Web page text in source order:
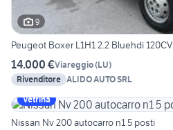
9
Peugeot Boxer L1H1 2.2 Bluehdi 120CV
14.000 €Viareggio(LU)
Rivenditore ALIDO AUTO SRL
Vetrina
Nissan Nv 200 autocarro n1 5 posti